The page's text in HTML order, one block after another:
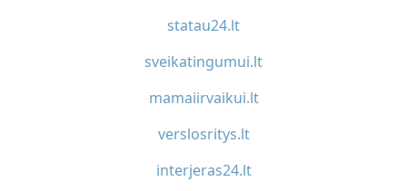
statau24.lt
sveikatingumui.lt
mamaiirvaikui.lt
verslosritys.lt
interjeras24.lt